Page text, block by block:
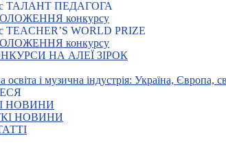
ТАЛАНТ ПЕДАГОГА
конкурсу
TEACHER’S WORLD PRIZE
конкурсу
НА АЛЕЇ ЗІРОК
освіта і музична індустрія: Україна, Європа,
НОВИНИ
НОВИНИ